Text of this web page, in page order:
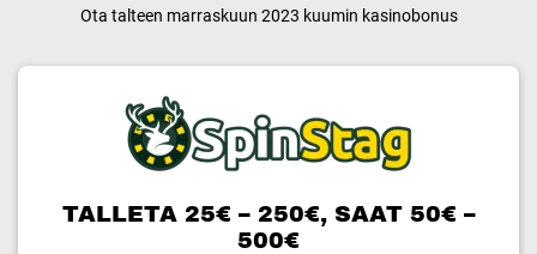
Ota talteen marraskuun 2023 kuumin kasinobonus
TALLETA 25€ – 250€, SAAT 50€ –
500€